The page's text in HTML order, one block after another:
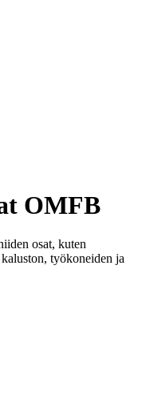
OMFB
osat, kuten
työkoneiden ja